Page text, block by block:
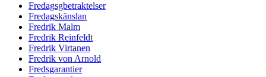
Fredagsgbetraktelser
Fredagskänslan
Fredrik Malm
Fredrik Reinfeldt
Fredrik Virtanen
Fredrik von Arnold
Fredsgarantier